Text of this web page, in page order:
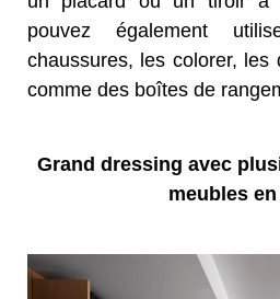
pouvez également
chaussures, les colorer, les
comme des boîtes de
Grand dressing avec
meubles